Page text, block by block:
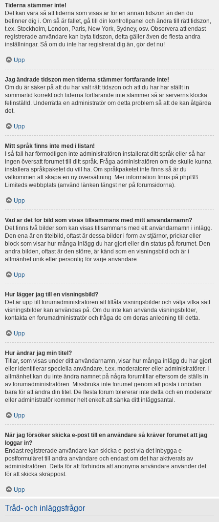
Tiderna stämmer inte!
Det kan vara så att tiderna som visas är för en annan tidszon än den du
befinner dig i. Om så är fallet, gå till din kontrollpanel och ändra till rätt tidszon,
t.ex. Stockholm, London, Paris, New York, Sydney, osv. Observera att endast
registrerade användare kan byta tidszon, detta gäller även de flesta andra
inställningar. Så om du inte har registrerat dig än, gör det nu!
Upp
Jag ändrade tidszon men tiderna stämmer fortfarande inte!
Om du är säker på att du har valt rätt tidszon och att du har har ställt in
sommartid korrekt och tiderna fortfarande inte stämmer så är serverns klocka
felinställd. Underrätta en administratör om detta problem så att de kan åtgärda
det.
Upp
Mitt språk finns inte med i listan!
I så fall har förmodligen inte administratören installerat ditt språk eller så har
ingen översatt forumet till ditt språk. Fråga administratören om de skulle kunna
installera språkpaketet du vill ha. Om språkpaketet inte finns så är du
välkommen att skapa en ny översättning. Mer information finns på phpBB
Limiteds webbplats (använd länken längst ner på forumsidorna).
Upp
Vad är det för bild som visas tillsammans med mitt användarnamn?
Det finns två bilder som kan visas tillsammans med ett användarnamn i inlägg.
Den ena är en titelbild, oftast är dessa bilder i form av stjärnor, prickar eller
block som visar hur många inlägg du har gjort eller din status på forumet. Den
andra bilden, oftast är den större, är känd som en visningsbild och är i
allmänhet unik eller personlig för varje användare.
Upp
Hur lägger jag till en visningsbild?
Det är upp till forumadministratören att tillåta visningsbilder och välja vilka sätt
visningsbilder kan användas på. Om du inte kan använda visningsbilder,
kontakta en forumadministratör och fråga de om deras anledning till detta.
Upp
Hur ändrar jag min titel?
Titlar, som visas under ditt användarnamn, visar hur många inlägg du har gjort
eller identifierar speciella användare, t.ex. moderatorer eller administratörer. I
allmänhet kan du inte ändra namnet på några forumtitlar eftersom de ställs in
av forumadministratören. Missbruka inte forumet genom att posta i onödan
bara för att ändra din titel. De flesta forum tolererar inte detta och en moderator
eller administratör kommer helt enkelt att sänka ditt inläggsantal.
Upp
När jag försöker skicka e-post till en användare så kräver forumet att jag
loggar in?
Endast registrerade användare kan skicka e-post via det inbygga e-
postformuläret till andra användare och endast om det har aktiverats av
administratören. Detta för att förhindra att anonyma användare använder det
för att skicka skräppost.
Upp
Tråd- och inläggsfrågor